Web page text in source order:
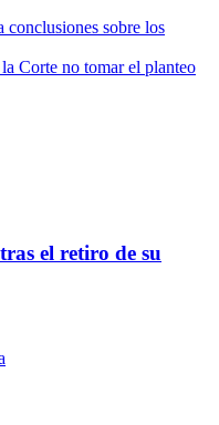
conclusiones sobre los
Corte no tomar el planteo
el retiro de su